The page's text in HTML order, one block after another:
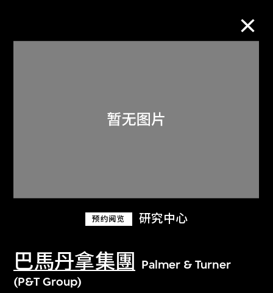
预约阅览 研究中心
巴馬丹拿集團
Palmer & Turner
(P&T Group)
关于M+藏品
探索世界顶级的二十及二十一世纪视觉
文化藏品。